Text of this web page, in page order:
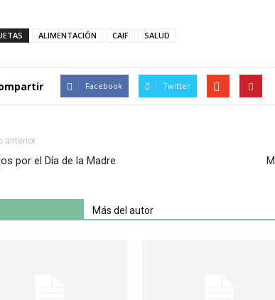
ALIMENTACIÓN CAIF SALUD
Facebook Twitter
anterior
por el Día de la Madre
Más del autor